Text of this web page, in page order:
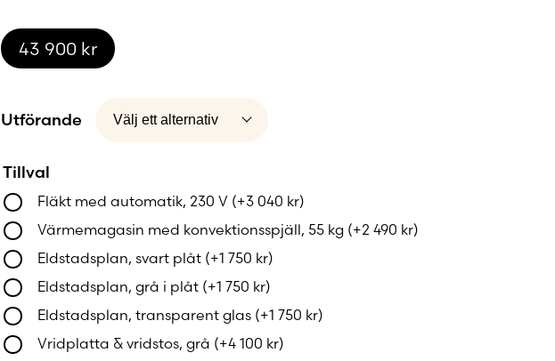
43 900 kr
För dig som vill ha ännu bättre värmelagring finns möjligheten att välja
till ettvärmemagasin i Powerstone
igenom.
och ger kaminen ett rustikt uttryck. Tack vare den höga designen och
de naturliga nyansvariationerna i täljstenen blir varje kamin
vacker i hemmet.
Utförande
Tillval
Fläkt med automatik, 230 V (+3 040 kr)
Värmemagasin med konvektionsspjäll, 55 kg (+2 490 kr)
Eldstadsplan, svart plåt (+1 750 kr)
Eldstadsplan, grå i plåt (+1 750 kr)
Eldstadsplan, transparent glas (+1 750 kr)
Vridplatta & vridstos, grå (+4 100 kr)